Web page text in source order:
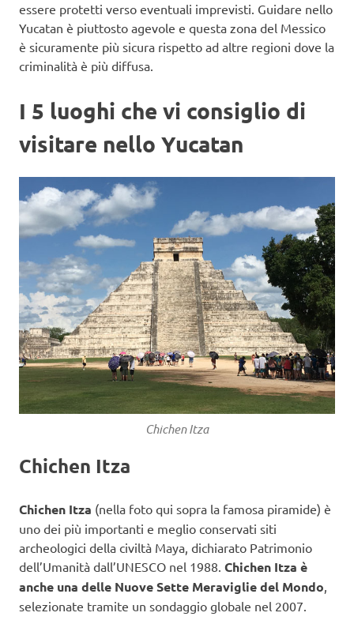
essere protetti verso eventuali imprevisti. Guidare nello
Yucatan è piuttosto agevole e questa zona del Messico
è sicuramente più sicura rispetto ad altre regioni dove la
criminalità è più diffusa.
I 5 luoghi che vi consiglio di
visitare nello Yucatan
Chichen Itza
Chichen Itza
Chichen Itza (nella foto qui sopra la famosa piramide) è
uno dei più importanti e meglio conservati siti
archeologici della civiltà Maya, dichiarato Patrimonio
dell’Umanità dall’UNESCO nel 1988. Chichen Itza è
anche una delle Nuove Sette Meraviglie del Mondo
selezionate tramite un sondaggio globale nel 2007.